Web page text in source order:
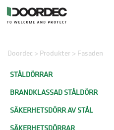
Doordec >Produkter >Fasaden
STÅLDÖRRAR
BRANDKLASSAD STÅLDÖRR
SÄKERHETSDÖRR AV STÅL
SÄKERHETSDÖRRAR